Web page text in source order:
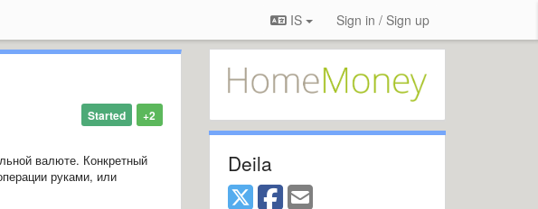
IS Sign in / Sign up
+2
Started
валюте. Конкретный
руками, или
Deila